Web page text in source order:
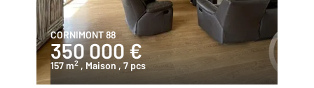
CORNIMONT 88
350 000 €
157 m2 , Maison , 7 pcs